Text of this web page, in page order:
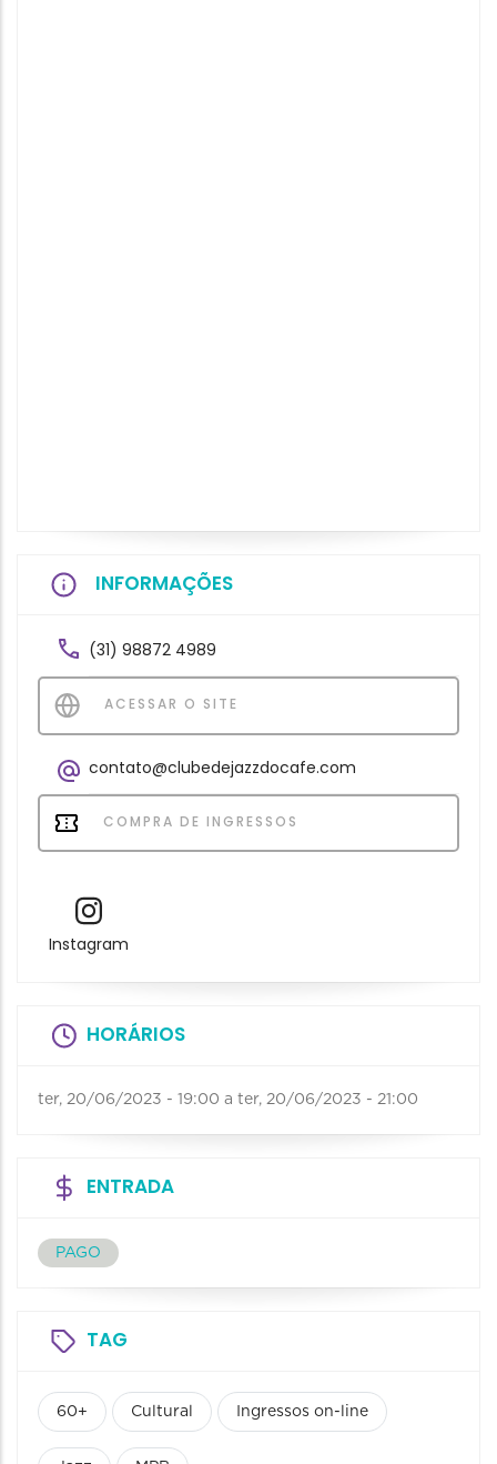
INFORMAÇÕES
(31) 98872 4989
ACESSAR O SITE
contato@clubedejazzdocafe.com
COMPRA DE INGRESSOS
Instagram
HORÁRIOS
ter, 20/06/2023 - 19:00 a ter, 20/06/2023 - 21:00
ENTRADA
PAGO
TAG
60+ Cultural Ingressos on-line